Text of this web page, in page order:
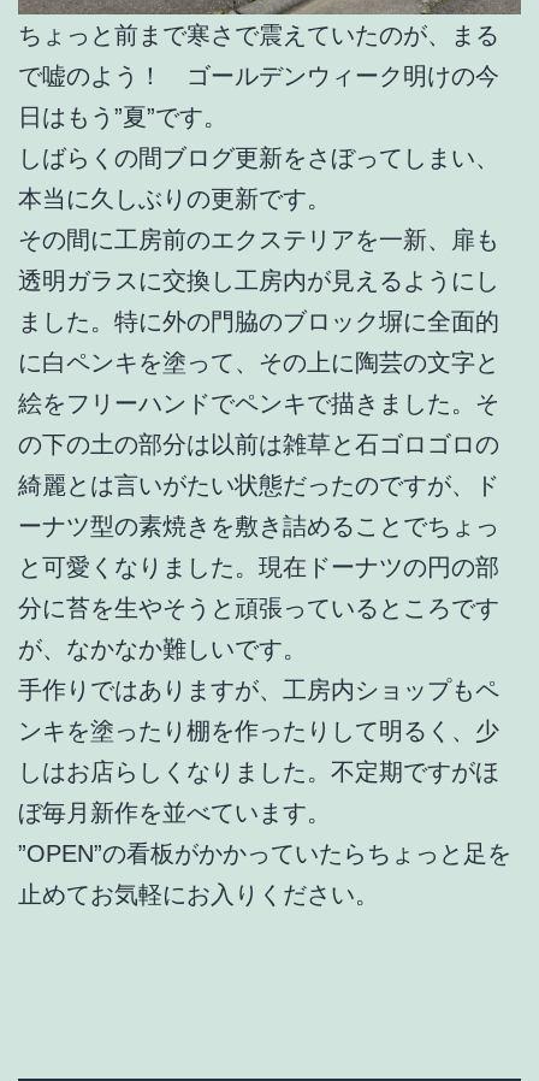
ちょっと前まで寒さで震えていたのが、まる
で嘘のよう！ ゴールデンウィーク明けの今
日はもう”夏”です。
しばらくの間ブログ更新をさぼってしまい、
本当に久しぶりの更新です。
その間に工房前のエクステリアを一新、扉も
透明ガラスに交換し工房内が見えるようにし
ました。特に外の門脇のブロック塀に全面的
に白ペンキを塗って、その上に陶芸の文字と
絵をフリーハンドでペンキで描きました。そ
の下の土の部分は以前は雑草と石ゴロゴロの
綺麗とは言いがたい状態だったのですが、ド
ーナツ型の素焼きを敷き詰めることでちょっ
と可愛くなりました。現在ドーナツの円の部
分に苔を生やそうと頑張っているところです
が、なかなか難しいです。
手作りではありますが、工房内ショップもペ
ンキを塗ったり棚を作ったりして明るく、少
しはお店らしくなりました。不定期ですがほ
ぼ毎月新作を並べています。
”OPEN”の看板がかかっていたらちょっと足を
止めてお気軽にお入りください。